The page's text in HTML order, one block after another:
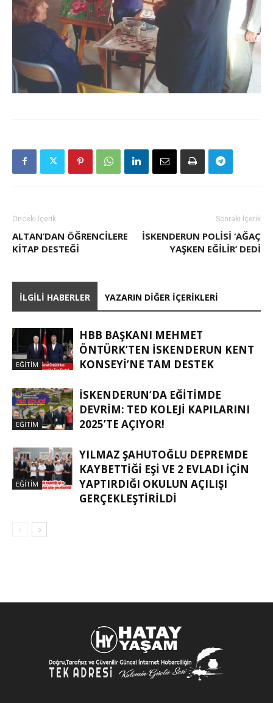
Önceki İçerik
ALTAN’DAN ÖĞRENCILERE
KITAP DESTEĞI
Sonraki İçerik
İSKENDERUN POLISI ‘AĞAÇ
YAŞKEN EĞILIR’ DEDI
İLGILI HABERLER YAZARIN DIĞER İÇERIKLERI
EĞITIM
HBB BAŞKANI MEHMET
ÖNTÜRK’TEN İSKENDERUN KENT
KONSEYI’NE TAM DESTEK
EĞITIM
İSKENDERUN’DA EĞITIMDE
DEVRIM: TED KOLEJI KAPILARINI
2025’TE AÇIYOR!
EĞITIM
YILMAZ ŞAHUTOĞLU DEPREMDE
KAYBETTIĞI EŞI VE 2 EVLADI IÇIN
YAPTIRDIĞI OKULUN AÇILIŞI
GERÇEKLEŞTIRILDI